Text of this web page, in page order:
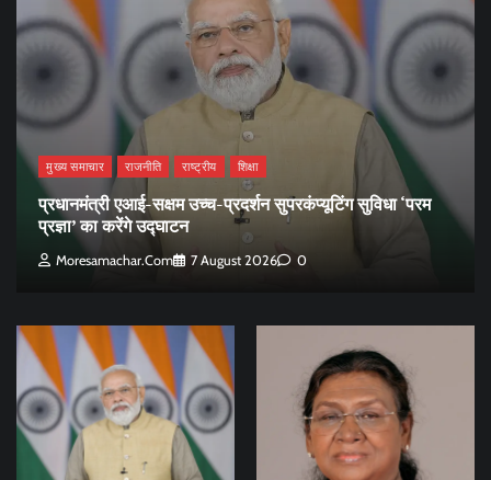
मुख्य समाचार राजनीति राष्ट्रीय शिक्षा
प्रधानमंत्री एआई-सक्षम उच्च-प्रदर्शन सुपरकंप्यूटिंग सुविधा ‘परम
प्रज्ञा’ का करेंगे उद्घाटन
Moresamachar.com 7 August 2026 0